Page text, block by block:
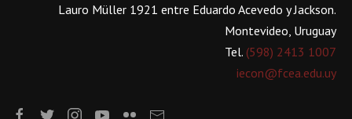
Lauro Müller 1921 entre Eduardo Acevedo y Jackson.
Montevideo, Uruguay
Tel. (598) 2413 1007
iecon@fcea.edu.uy